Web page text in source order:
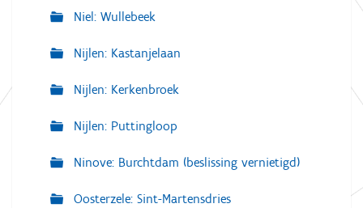
Niel: Wullebeek
Nijlen: Kastanjelaan
Nijlen: Kerkenbroek
Nijlen: Puttingloop
Ninove: Burchtdam (beslissing vernietigd)
Oosterzele: Sint-Martensdries